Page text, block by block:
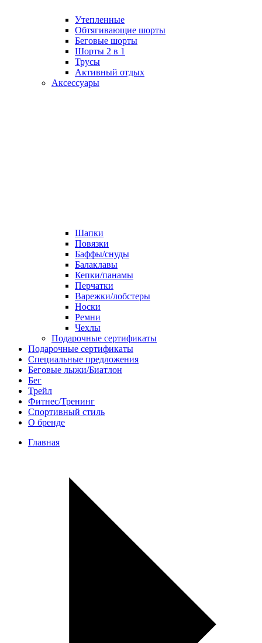
Утепленные
Обтягивающие шорты
Беговые шорты
Шорты 2 в 1
Трусы
Активный отдых
Аксессуары
Шапки
Повязки
Баффы/снуды
Балаклавы
Кепки/панамы
Перчатки
Варежки/лобстеры
Носки
Ремни
Чехлы
Подарочные сертификаты
Подарочные сертификаты
Специальные предложения
Беговые лыжи/Биатлон
Бег
Трейл
Фитнес/Тренинг
Спортивный стиль
О бренде
Главная